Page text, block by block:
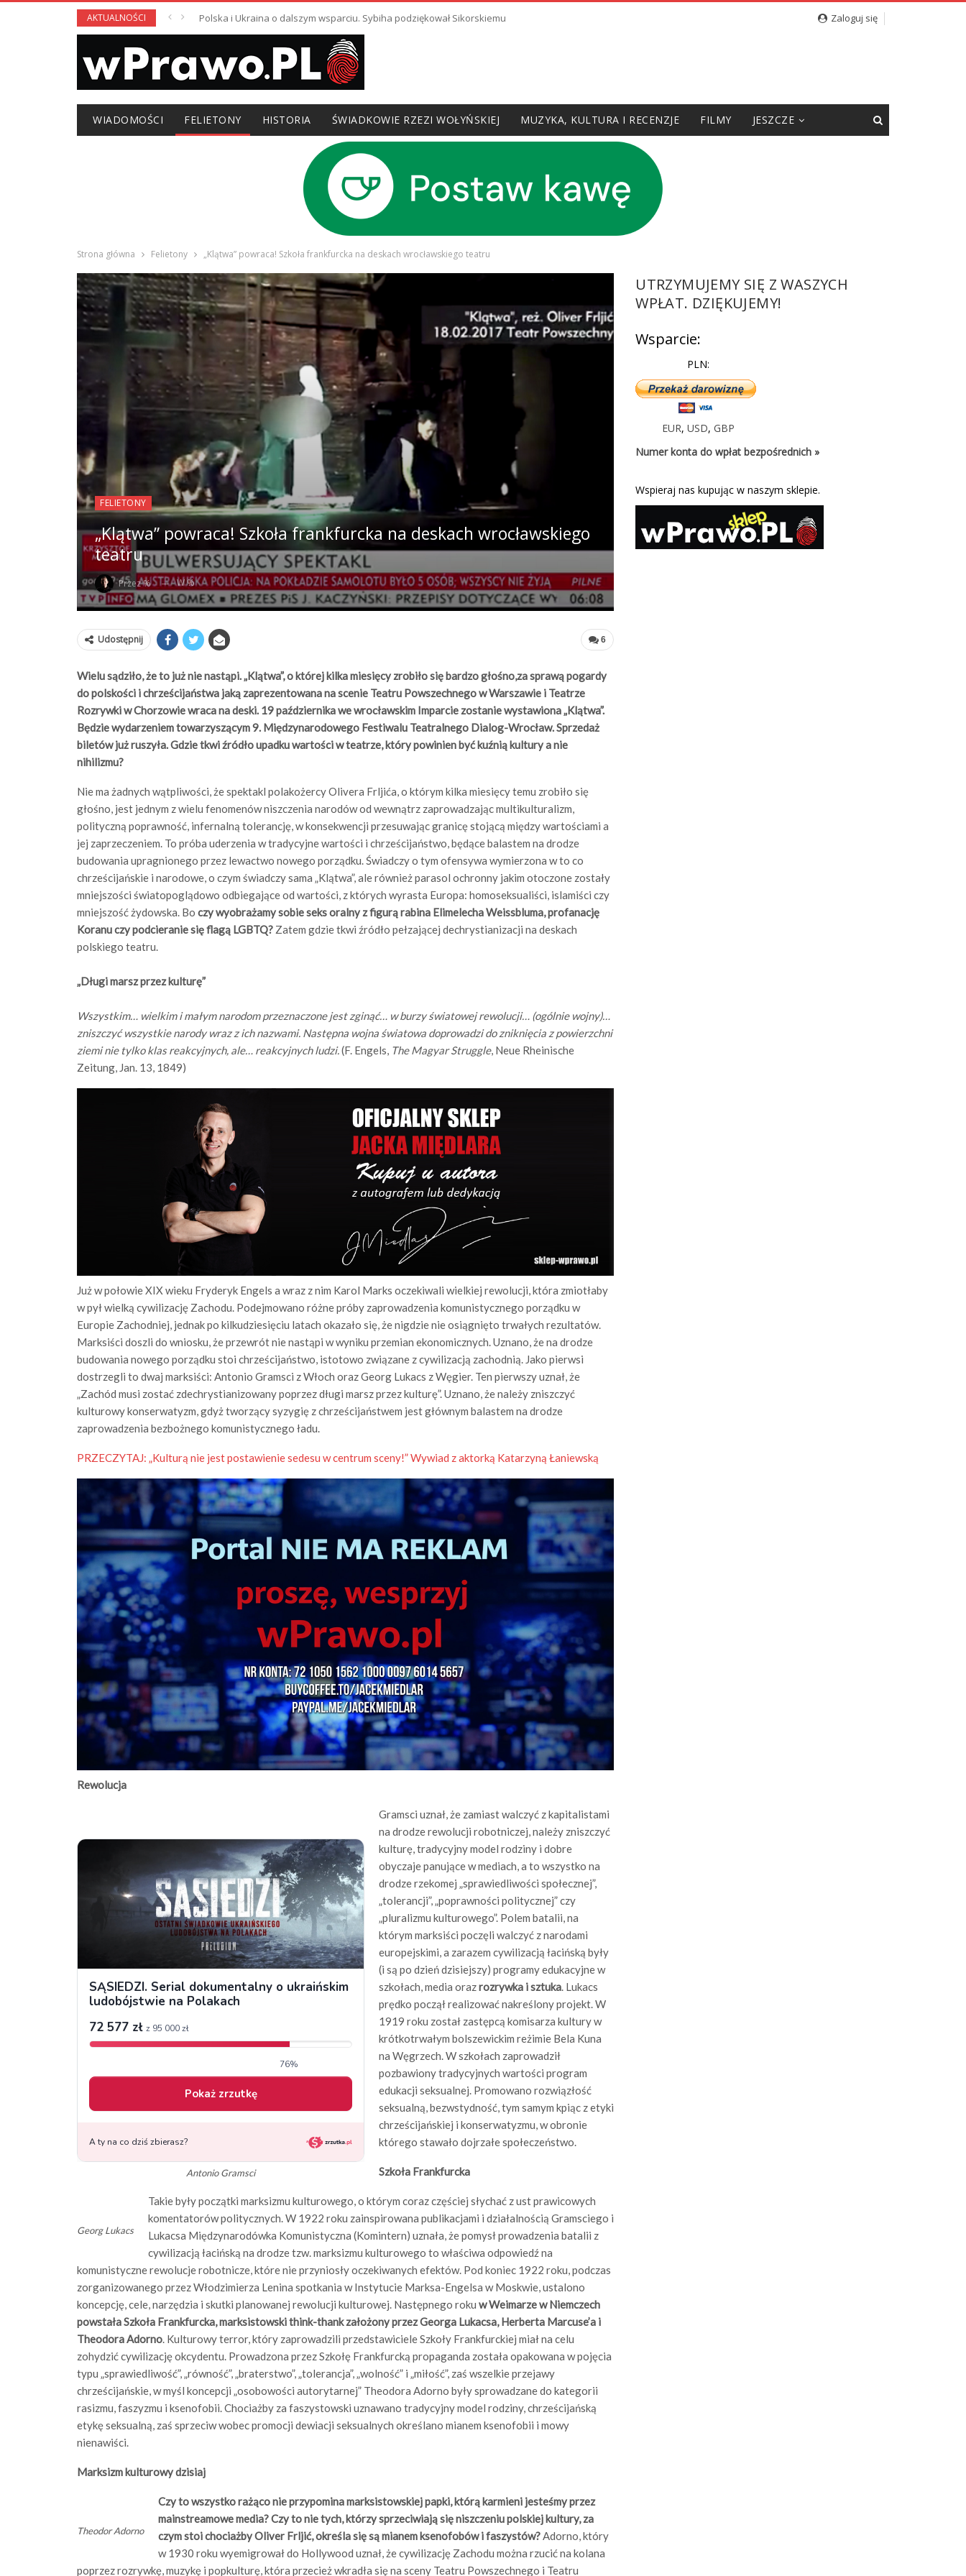
AKTUALNOŚCI Polska i Ukraina o dalszym wsparciu. Sybiha podziękował Sikorskiemu Zaloguj się
WIADOMOŚCI FELIETONY HISTORIA ŚWIADKOWIE RZEZI WOŁYŃSKIEJ MUZYKA, KULTURA I RECENZJE FILMY JESZCZE
Strona główna Felietony „Klątwa” powraca! Szkoła frankfurcka na deskach wrocławskiego teatru
FELIETONY
„Klątwa” powraca! Szkoła frankfurcka na deskach wrocławskiego
teatru
Przez % W %
6
Udostępnij
Wielu sądziło, że to już nie nastąpi. „Klątwa”, o której kilka miesięcy zrobiło się bardzo głośno,za sprawą pogardy
do polskości i chrześcijaństwa jaką zaprezentowana na scenie Teatru Powszechnego w Warszawie i Teatrze
Rozrywki w Chorzowie wraca na deski. 19 października we wrocławskim Imparcie zostanie wystawiona „Klątwa”.
Będzie wydarzeniem towarzyszącym 9. Międzynarodowego Festiwalu Teatralnego Dialog-Wrocław. Sprzedaż
biletów już ruszyła. Gdzie tkwi źródło upadku wartości w teatrze, który powinien być kuźnią kultury a nie
nihilizmu?
Nie ma żadnych wątpliwości, że spektakl polakożercy Olivera Frljića, o którym kilka miesięcy temu zrobiło się
głośno, jest jednym z wielu fenomenów niszczenia narodów od wewnątrz zaprowadzając multikulturalizm,
polityczną poprawność, infernalną tolerancję, w konsekwencji przesuwając granicę stojącą między wartościami a
jej zaprzeczeniem. To próba uderzenia w tradycyjne wartości i chrześcijaństwo, będące balastem na drodze
budowania upragnionego przez lewactwo nowego porządku. Świadczy o tym ofensywa wymierzona w to co
chrześcijańskie i narodowe, o czym świadczy sama „Klątwa”, ale również parasol ochronny jakim otoczone zostały
mniejszości światopoglądowo odbiegające od wartości, z których wyrasta Europa: homoseksualiści, islamiści czy
mniejszość żydowska. Bo czy wyobrażamy sobie seks oralny z figurą rabina Elimelecha Weissbluma, profanację
Koranu czy podcieranie się flagą LGBTQ? Zatem gdzie tkwi źródło pełzającej dechrystianizacji na deskach
polskiego teatru.
„Długi marsz przez kulturę”
Wszystkim… wielkim i małym narodom przeznaczone jest zginąć… w burzy światowej rewolucji… (ogólnie wojny)…
zniszczyć wszystkie narody wraz z ich nazwami. Następna wojna światowa doprowadzi do zniknięcia z powierzchni
ziemi nie tylko klas reakcyjnych, ale… reakcyjnych ludzi.(F. Engels, The Magyar Struggle, Neue Rheinische
Zeitung, Jan. 13, 1849)
Już w połowie XIX wieku Fryderyk Engels a wraz z nim Karol Marks oczekiwali wielkiej rewolucji, która zmiotłaby
w pył wielką cywilizację Zachodu. Podejmowano różne próby zaprowadzenia komunistycznego porządku w
Europie Zachodniej, jednak po kilkudziesięciu latach okazało się, że nigdzie nie osiągnięto trwałych rezultatów.
Marksiści doszli do wniosku, że przewrót nie nastąpi w wyniku przemian ekonomicznych. Uznano, że na drodze
budowania nowego porządku stoi chrześcijaństwo, istotowo związane z cywilizacją zachodnią. Jako pierwsi
dostrzegli to dwaj marksiści: Antonio Gramsci z Włoch oraz Georg Lukacs z Węgier. Ten pierwszy uznał, że
„Zachód musi zostać zdechrystianizowany poprzez długi marsz przez kulturę”. Uznano, że należy zniszczyć
kulturowy konserwatyzm, gdyż tworzący syzygię z chrześcijaństwem jest głównym balastem na drodze
zaprowadzenia bezbożnego komunistycznego ładu.
PRZECZYTAJ: „Kulturą nie jest postawienie sedesu w centrum sceny!” Wywiad z aktorką Katarzyną Łaniewską
Rewolucja
Antonio Gramsci
Gramsci uznał, że zamiast walczyć z kapitalistami
na drodze rewolucji robotniczej, należy zniszczyć
kulturę, tradycyjny model rodziny i dobre
obyczaje panujące w mediach, a to wszystko na
drodze rzekomej „sprawiedliwości społecznej”,
„tolerancji”, „poprawności politycznej” czy
„pluralizmu kulturowego”. Polem batalii, na
którym marksiści poczęli walczyć z narodami
europejskimi, a zarazem cywilizacją łacińską były
(i są po dzień dzisiejszy) programy edukacyjne w
szkołach, media orazrozrywka i sztuka. Lukacs
prędko począł realizować nakreślony projekt. W
1919 roku został zastępcą komisarza kultury w
krótkotrwałym bolszewickim reżimie Bela Kuna
na Węgrzech. W szkołach zaprowadził
pozbawiony tradycyjnych wartości program
edukacji seksualnej. Promowano rozwiązłość
seksualną, bezwstydność, tym samym kpiąc z etyki
chrześcijańskiej i konserwatyzmu, w obronie
którego stawało dojrzałe społeczeństwo.
Szkoła Frankfurcka
Georg Lukacs
Takie były początki marksizmu kulturowego, o którym coraz częściej słychać z ust prawicowych
komentatorów politycznych. W 1922 roku zainspirowana publikacjami i działalnością Gramsciego i
Lukacsa Międzynarodówka Komunistyczna (Komintern) uznała, że pomysł prowadzenia batalii z
cywilizacją łacińską na drodze tzw. marksizmu kulturowego to właściwa odpowiedź na
komunistyczne rewolucje robotnicze, które nie przyniosły oczekiwanych efektów. Pod koniec 1922 roku, podczas
zorganizowanego przez Włodzimierza Lenina spotkania w Instytucie Marksa-Engelsa w Moskwie, ustalono
koncepcję, cele, narzędzia i skutki planowanej rewolucji kulturowej. Następnego roku w Weimarze w Niemczech
powstała Szkoła Frankfurcka, marksistowski think-thank założony przez Georga Lukacsa, Herberta Marcuse’a i
Theodora Adorno. Kulturowy terror, który zaprowadzili przedstawiciele Szkoły Frankfurckiej miał na celu
zohydzić cywilizację okcydentu. Prowadzona przez Szkołę Frankfurcką propaganda została opakowana w pojęcia
typu „sprawiedliwość”, „równość”, „braterstwo”, „tolerancja”, „wolność” i „miłość”, zaś wszelkie przejawy
chrześcijańskie, w myśl koncepcji „osobowości autorytarnej” Theodora Adorno były sprowadzane do kategorii
rasizmu, faszyzmu i ksenofobii. Chociażby za faszystowski uznawano tradycyjny model rodziny, chrześcijańską
etykę seksualną, zaś sprzeciw wobec promocji dewiacji seksualnych określano mianem ksenofobii i mowy
nienawiści.
Marksizm kulturowy dzisiaj
Theodor Adorno
Czy to wszystko rażąco nie przypomina marksistowskiej papki, którą karmieni jesteśmy przez
mainstreamowe media? Czy to nie tych, którzy sprzeciwiają się niszczeniu polskiej kultury, za
czym stoi chociażby Oliver Frljić, określa się są mianem ksenofobów i faszystów?Adorno, który
w 1930 roku wyemigrował do Hollywood uznał, że cywilizację Zachodu można rzucić na kolana
poprzez rozrywkę, muzykę i popkulturę, która przecież wkradła się na sceny Teatru Powszechnego i Teatru
UTRZYMUJEMY SIĘ Z WASZYCH
WPŁAT. DZIĘKUJEMY!
Wsparcie:
PLN:
EUR,USD,GBP
Numer konta do wpłat bezpośrednich »
Wspieraj nas kupując w naszym sklepie.